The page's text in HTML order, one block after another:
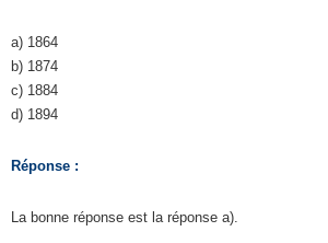
a) 1864
b) 1874
c) 1884
d) 1894
Réponse :
La bonne réponse est la réponse a).